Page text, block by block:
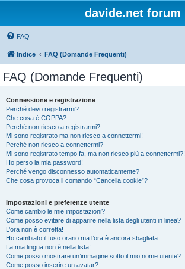
davide.net forum
FAQ
Indice FAQ (Domande Frequenti)
FAQ (Domande Frequenti)
Connessione e registrazione
Perché devo registrarmi?
Che cosa è COPPA?
Perché non riesco a registrarmi?
Mi sono registrato ma non riesco a connettermi!
Perché non riesco a connettermi?
Mi sono registrato tempo fa, ma non riesco più a connettermi?!
Ho perso la mia password!
Perché vengo disconnesso automaticamente?
Che cosa provoca il comando “Cancella cookie”?
Impostazioni e preferenze utente
Come cambio le mie impostazioni?
Come posso evitare di apparire nella lista degli utenti in linea?
L’ora non è corretta!
Ho cambiato il fuso orario ma l’ora è ancora sbagliata
La mia lingua non è nella lista!
Come posso mostrare un’immagine sotto il mio nome utente?
Come posso inserire un avatar?